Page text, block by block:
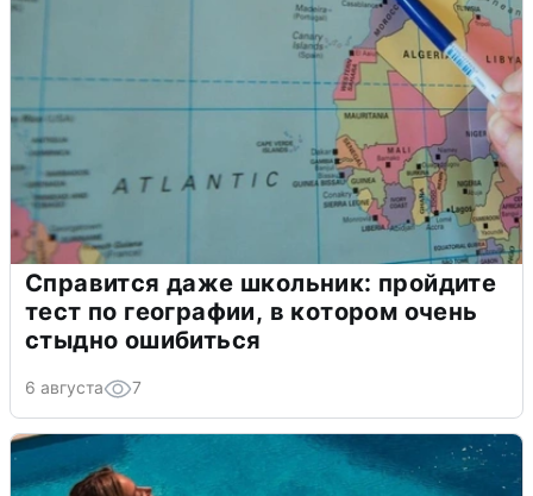
Справится даже школьник: пройдите
тест по географии, в котором очень
стыдно ошибиться
6 августа 7